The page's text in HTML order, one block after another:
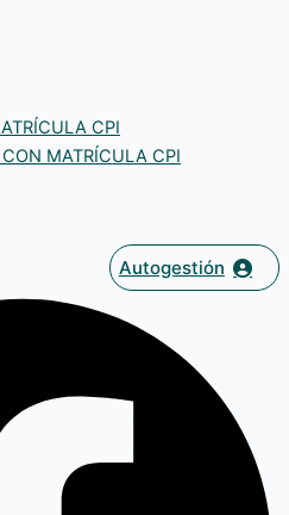
CPI
MATRÍCULA CPI
Autogestión